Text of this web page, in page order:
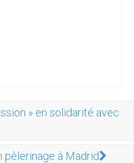
» en solidarité avec
à Madrid